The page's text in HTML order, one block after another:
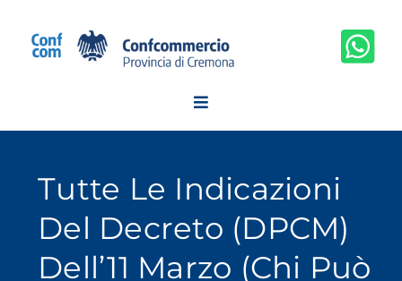
contenuto
Tutte Le Indicazioni
Del Decreto (DPCM)
Dell’11 Marzo (chi Può